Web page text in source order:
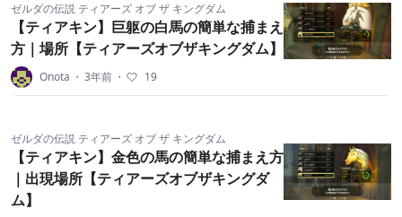
ゼルダの伝説 ティアーズ オブ ザ キングダム
【ティアキン】巨躯の白馬の簡単な捕まえ
方｜場所【ティアーズオブザキングダム】
Onota ・ 3年前 ・ 19
ゼルダの伝説 ティアーズ オブ ザ キングダム
【ティアキン】金色の馬の簡単な捕まえ方
｜出現場所【ティアーズオブザキングダ
ム】